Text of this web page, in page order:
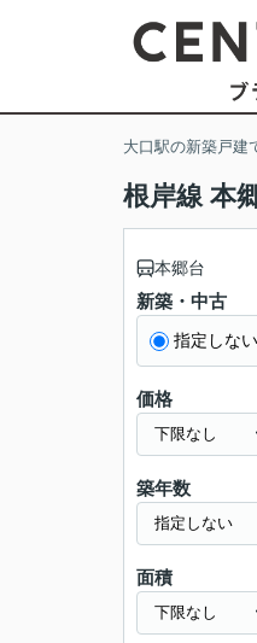
大口駅の新築戸建
根岸線 本
本郷台
新築・中古
指定しない
価格
築年数
面積